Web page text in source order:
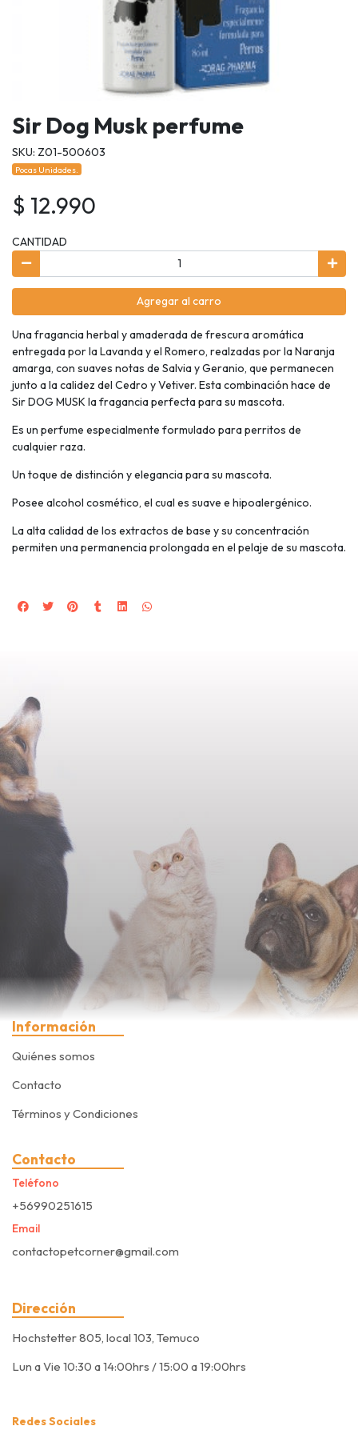
Sir Dog Musk perfume
SKU: Z01-500603
Pocas Unidades.
$ 12.990
CANTIDAD
Agregar al carro
Una fragancia herbal y amaderada de frescura aromática
entregada por la Lavanda y el Romero, realzadas por la Naranja
amarga, con suaves notas de Salvia y Geranio, que permanecen
junto a la calidez del Cedro y Vetiver. Esta combinación hace de
Sir DOG MUSK la fragancia perfecta para su mascota.
Es un perfume especialmente formulado para perritos de
cualquier raza.
Un toque de distinción y elegancia para su mascota.
Posee alcohol cosmético, el cual es suave e hipoalergénico.
La alta calidad de los extractos de base y su concentración
permiten una permanencia prolongada en el pelaje de su mascota.
Información
Quiénes somos
Contacto
Términos y Condiciones
Contacto
Teléfono
+56990251615
Email
contactopetcorner@gmail.com
Dirección
Hochstetter 805, local 103, Temuco
Lun a Vie 10:30 a 14:00hrs / 15:00 a 19:00hrs
Redes Sociales